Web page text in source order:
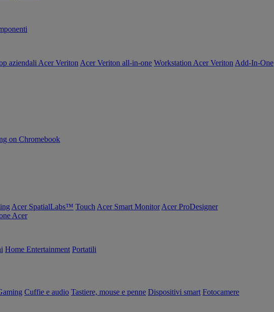
aziendali Acer Veriton Acer Veriton all-in-one Workstation Acer Veriton Add-In-One
on Chromebook
Acer SpatialLabs™ Touch Acer Smart Monitor Acer ProDesigner
Acer
Home Entertainment Portatili
Cuffie e audio Tastiere, mouse e penne Dispositivi smart Fotocamere